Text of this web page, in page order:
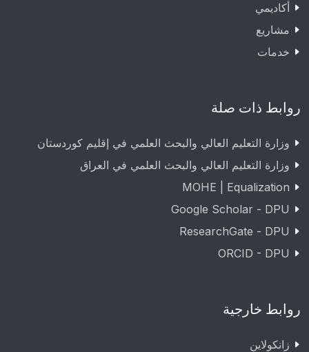
أكاديمي
مشاريع
خدمات
روابط ذات صلة
وزارة التعليم العالي والبحث العلمي في إقليم كوردستان
وزارة التعليم العالي والبحث العلمي في العراق
MOHE | Equalization
Google Scholar - DPU
ResearchGate - DPU
ORCID - DPU
روابط خارجية
زانکولاین